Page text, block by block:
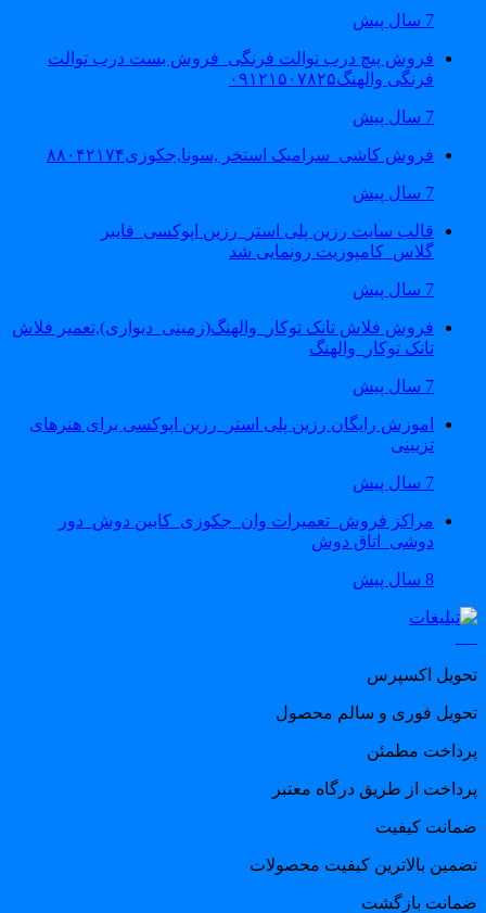
فروش پیچ درب توالت فرنگی_فروش بست درب توالت
فرنگی والهنگ۰۹۱۲۱۵۰۷۸۲۵
فروش کاشی_سرامیک استخر ,سونا,جکوزی۸۸۰۴۲۱۷۴
قالب سایت رزین پلی استر_رزین اپوکسی_فایبر
گلاس_کامپوزیت رونمایی شد
فروش فلاش تانک توکار_والهنگ(زمینی_دیواری),تعمیر فلاش
تانک توکار_والهنگ
اموزش رایگان رزین پلی استر_رزین اپوکسی برای هنرهای
تزیینی
مراکز فروش_تعمیرات وان_جکوزی_کابین دوش_دور
دوشی_اتاق دوش
اکسپرس
فوری و سالم محصول
مطمئن
از طریق درگاه معتبر
کیفیت
بالاترین کیفیت محصولات
بازگشت